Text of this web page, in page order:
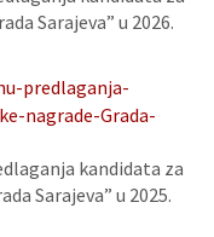
Sarajeva” u 2026.
predlaganja-
nagrade-Grada-
kandidata za
Sarajeva” u 2025.